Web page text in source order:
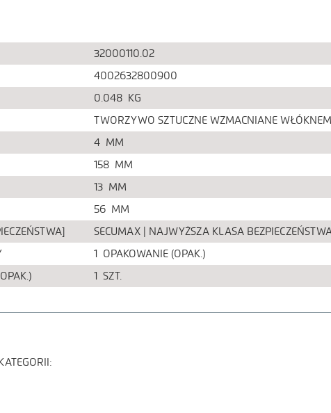
POWIĘKSZ ZDJĘCIE
32000110.02
4002632800900
0.048 KG
TWORZYWO SZTUCZNE WZMACNIANE
4 MM
158 MM
13 MM
56 MM
SECUMAX | NAJWYŻSZA KLASA
1 OPAKOWANIE (OPAK.)
1 SZT.